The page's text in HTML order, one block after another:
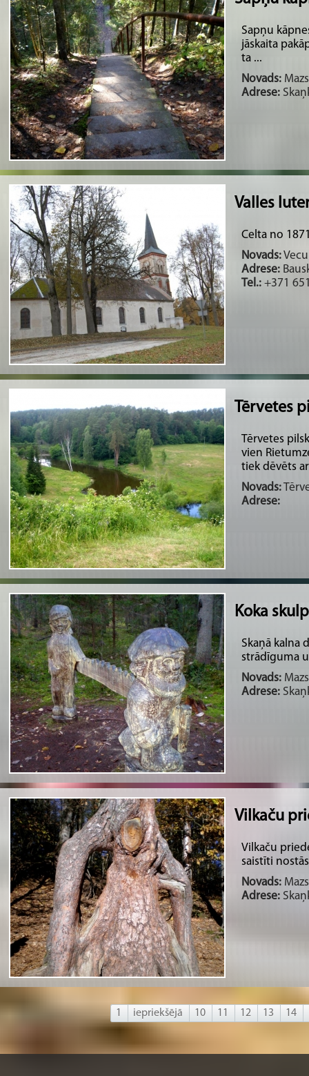
Sapņu
jāskaita
ta ...
Novads:
Adrese:
Valles
Celta no
Novads:
Adrese:
Tel.: +371
Tērvetes
Tērvetes
vien
tiek dēvēts
Novads:
Adrese:
Koka
Skaņā kalna
strādīguma
Novads:
Adrese:
Vilkaču
Vilkaču
saistīti
Novads:
Adrese:
1 iepriekšējā 10 11 12 13 14